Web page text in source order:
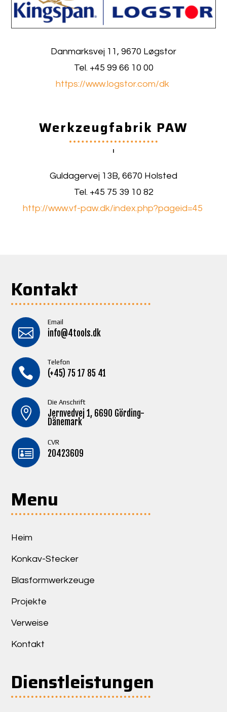
Danmarksvej 11, 9670 Løgstor
Tel. +45 99 66 10 00
https://www.logstor.com/dk
Werkzeugfabrik PAW
Guldagervej 13B, 6670 Holsted
Tel. +45 75 39 10 82
http://www.vf-paw.dk/index.php?pageid=45
Kontakt

Email
info@4tools.dk

Telefon
(+45) 75 17 85 41

Die Anschrift
Jernvedvej 1, 6690 Görding-
Dänemark

CVR
20423609
Menu
Heim
Konkav-Stecker
Blasformwerkzeuge
Projekte
Verweise
Kontakt
Dienstleistungen